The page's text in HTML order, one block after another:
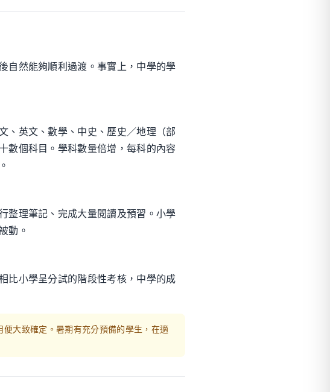
自然能夠順利過渡。事實上，中學的學
、英文、數學、中史、歷史／地理（部
數個科目。學科數量倍增，每科的內容
整理筆記、完成大量閱讀及預習。小學
動。
比小學呈分試的階段性考核，中學的成
大致確定。暑期有充分預備的學生，在適